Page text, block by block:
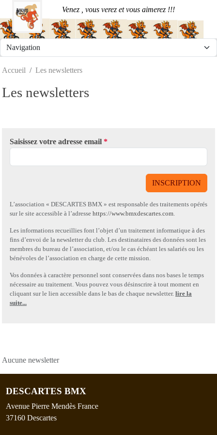
Venez , vous verez et vous aimerez !!!
Accueil Les newsletters
Les newsletters
Saisissez votre adresse email *
INSCRIPTION
L’association « DESCARTES BMX » est responsable des traitements opérés
sur le site accessible à l’adresse https://www.bmxdescartes.com
Les informations recueillies font l’objet d’un traitement informatique à des
fins d’envoi de la newsletter du club. Les destinataires des données sont les
membres du bureau de l’association, et/ou le cas échéant les salariés ou les
bénévoles de l’association en charge de cette mission.
Vos données à caractère personnel sont conservées dans nos bases le temps
nécessaire au traitement. Vous pouvez vous désinscrire à tout moment en
cliquant sur le lien accessible dans le bas de chaque newsletter. lire la
suite...
Aucune newsletter
DESCARTES BMX
Avenue Pierre Mendès France
37160 Descartes
Panneau de gestion des cookies